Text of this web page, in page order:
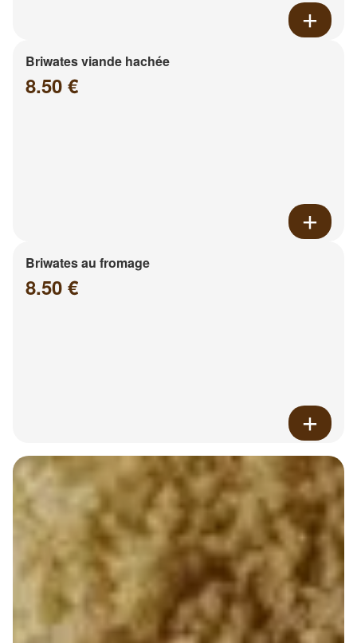
Briwates viande hachée
8.50 €
Briwates au fromage
8.50 €